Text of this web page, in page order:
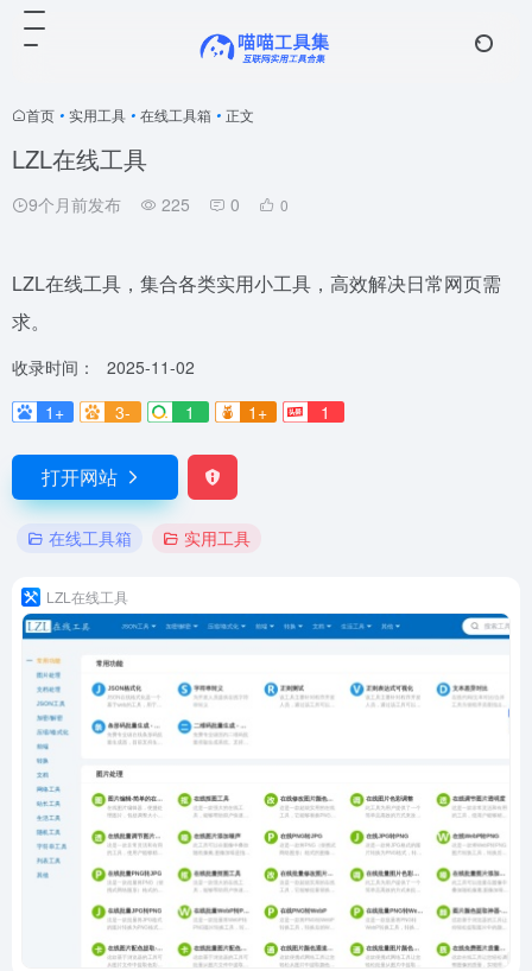
首页 • 实用工具 • 在线工具箱 • 正文
LZL在线工具
9个月前发布 225 0 0
LZL在线工具，集合各类实用小工具，高效解决日常网页需
求。
收录时间：
2025-11-02
1+
3- 1 1+ 1
打开网站
在线工具箱 实用工具
LZL在线工具